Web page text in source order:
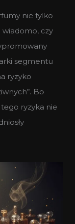
nie tylko
wiadomo, czy
segmentu
ryzyko
Bo
ryzyka nie